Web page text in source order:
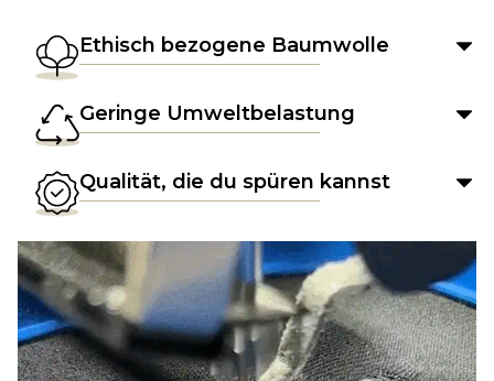
Ethisch bezogene Baumwolle
Geringe Umweltbelastung
Qualität, die du spüren kannst